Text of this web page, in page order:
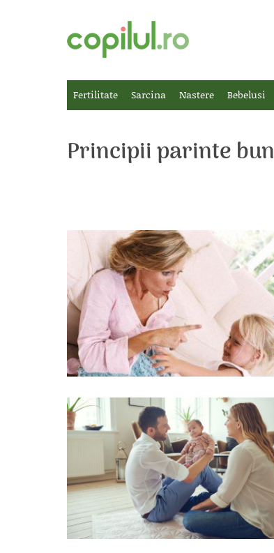
Fertilitate Sarcina Nastere Bebelusi
Principii parinte bun